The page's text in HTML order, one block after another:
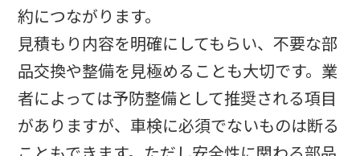
約につながります。​
見積もり内容を明確にしてもらい、不要な部
品交換や整備を見極めることも大切です。業
者によっては予防整備として推奨される項目
がありますが、車検に必須でないものは断る